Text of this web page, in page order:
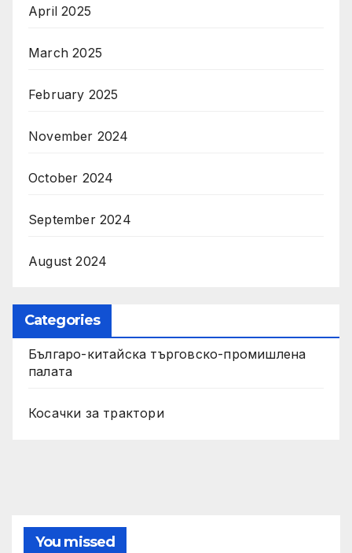
April 2025
March 2025
February 2025
November 2024
October 2024
September 2024
August 2024
Categories
Българо-китайска търговско-промишлена
палата
Косачки за трактори
You missed